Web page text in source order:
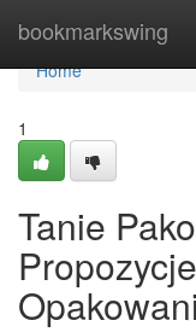
bookmarkswing
Home
Home
1
Tanie